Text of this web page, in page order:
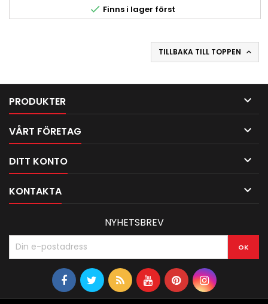
 Finns i lager först
TILLBAKA TILL TOPPEN 
PRODUKTER 
VÅRT FÖRETAG 
DITT KONTO 
KONTAKTA 
NYHETSBREV